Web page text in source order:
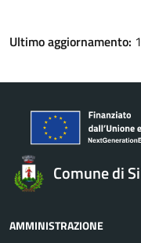
Ultimo aggiornamento:
Comune di
AMMINISTRAZIONE